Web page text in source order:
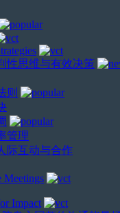
性思维与有效决策
则
管理
际互动与合作
Meetings
Impact